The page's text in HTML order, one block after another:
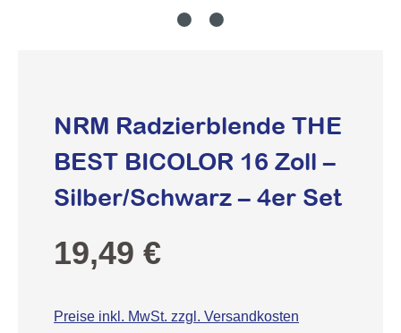
NRM Radzierblende THE
BEST BICOLOR 16 Zoll –
Silber/Schwarz – 4er Set
Regulärer Preis:
19,49 €
Preise inkl. MwSt. zzgl. Versandkosten